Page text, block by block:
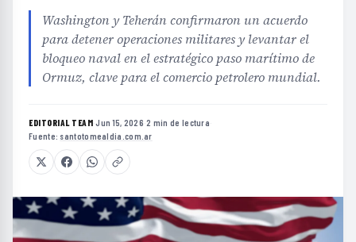
Washington y Teherán confirmaron un acuerdo
para detener operaciones militares y levantar el
bloqueo naval en el estratégico paso marítimo de
Ormuz, clave para el comercio petrolero mundial.
EDITORIAL TEAM·Jun 15, 2026·2 min de lectura·
Fuente: santotomealdia.com.ar